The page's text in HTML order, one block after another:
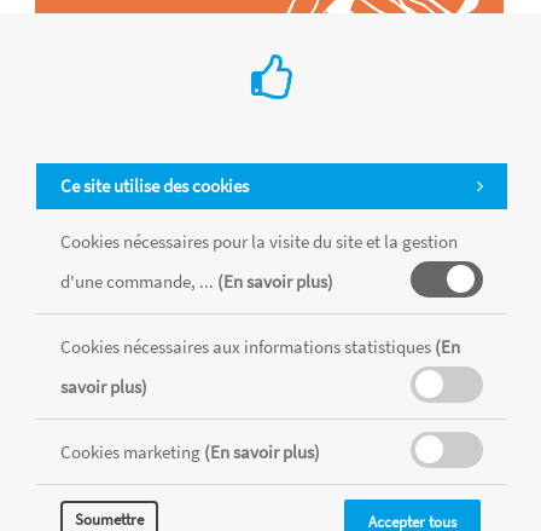
Ce site utilise des cookies
Cookies nécessaires pour la visite du site et la gestion
d'une commande, ... (En savoir plus)
Cookies nécessaires aux informations statistiques (En
savoir plus)
Cookies marketing (En savoir plus)
Soumettre Accepter tous
chaque magasin, toutes taxes comprises.
MENTIONS LÉGALES CONDITIONS GÉNÉRALES
RÉALISÉ AVEC MERCATOR